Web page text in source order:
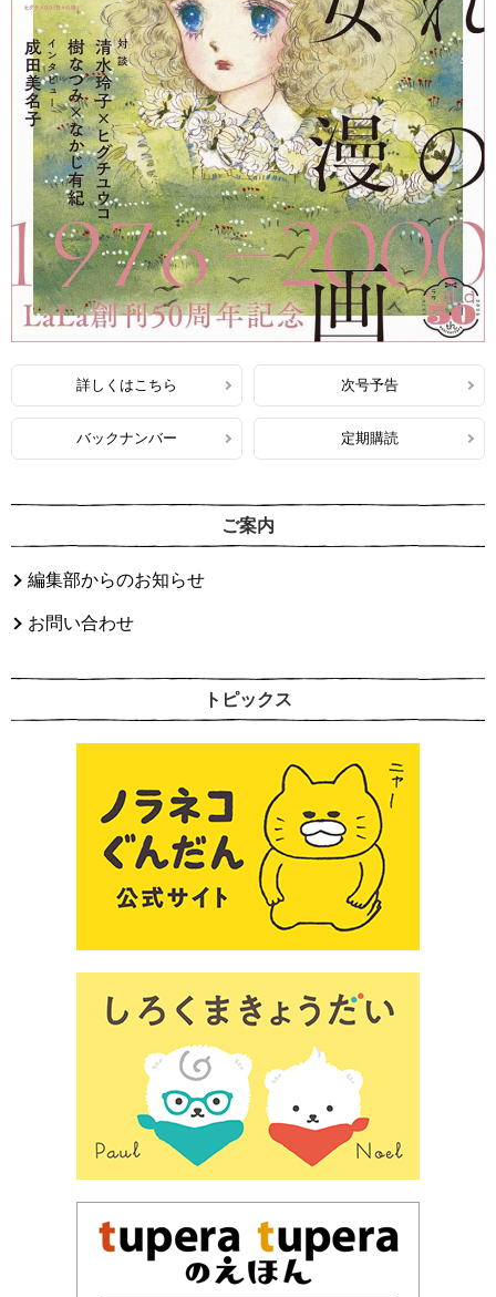
詳しくはこちら 次号予告
バックナンバー 定期購読
ご案内
編集部からのお知らせ
お問い合わせ
トピックス